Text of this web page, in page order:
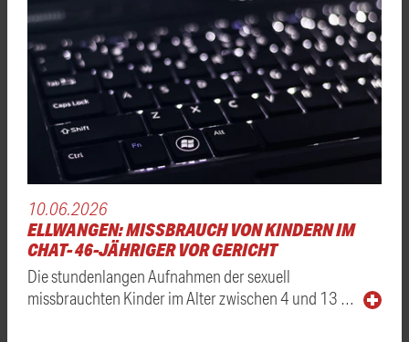
10.06.2026
ELLWANGEN: MISSBRAUCH VON KINDERN IM
CHAT- 46-JÄHRIGER VOR GERICHT
Die stundenlangen Aufnahmen der sexuell
missbrauchten Kinder im Alter zwischen 4 und 13 …